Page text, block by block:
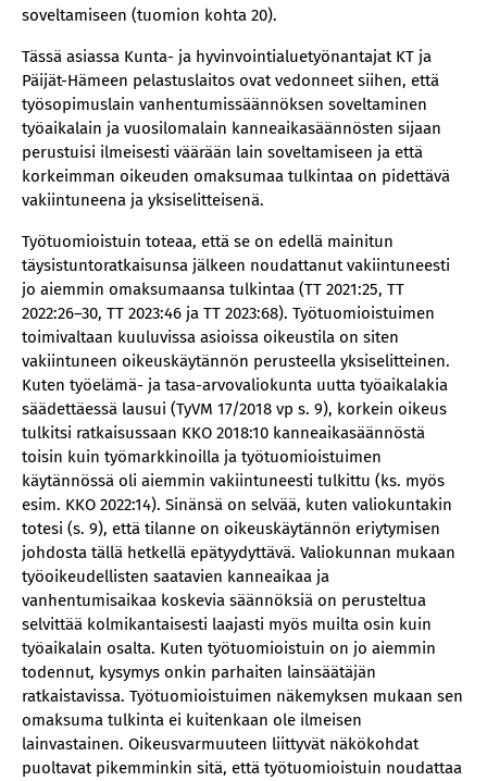
soveltamiseen (tuomion kohta 20).
Tässä asiassa Kunta- ja hyvinvointialuetyönantajat KT ja
Päijät-Hämeen pelastuslaitos ovat vedonneet siihen, että
työsopimuslain vanhentumissäännöksen soveltaminen
työaikalain ja vuosilomalain kanneaikasäännösten sijaan
perustuisi ilmeisesti väärään lain soveltamiseen ja että
korkeimman oikeuden omaksumaa tulkintaa on pidettävä
vakiintuneena ja yksiselitteisenä.
Työtuomioistuin toteaa, että se on edellä mainitun
täysistuntoratkaisunsa jälkeen noudattanut vakiintuneesti
jo aiemmin omaksumaansa tulkintaa (TT 2021:25, TT
2022:26–30, TT 2023:46 ja TT 2023:68). Työtuomioistuimen
toimivaltaan kuuluvissa asioissa oikeustila on siten
vakiintuneen oikeuskäytännön perusteella yksiselitteinen.
Kuten työelämä- ja tasa-arvovaliokunta uutta työaikalakia
säädettäessä lausui (TyVM 17/2018 vp s. 9), korkein oikeus
tulkitsi ratkaisussaan KKO 2018:10 kanneaikasäännöstä
toisin kuin työmarkkinoilla ja työtuomioistuimen
käytännössä oli aiemmin vakiintuneesti tulkittu (ks. myös
esim. KKO 2022:14). Sinänsä on selvää, kuten valiokuntakin
totesi (s. 9), että tilanne on oikeuskäytännön eriytymisen
johdosta tällä hetkellä epätyydyttävä. Valiokunnan mukaan
työoikeudellisten saatavien kanneaikaa ja
vanhentumisaikaa koskevia säännöksiä on perusteltua
selvittää kolmikantaisesti laajasti myös muilta osin kuin
työaikalain osalta. Kuten työtuomioistuin on jo aiemmin
todennut, kysymys onkin parhaiten lainsäätäjän
ratkaistavissa. Työtuomioistuimen näkemyksen mukaan sen
omaksuma tulkinta ei kuitenkaan ole ilmeisen
lainvastainen. Oikeusvarmuuteen liittyvät näkökohdat
puoltavat pikemminkin sitä, että työtuomioistuin noudattaa